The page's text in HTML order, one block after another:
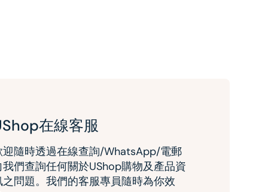
在線客服
迎隨時透過在線查詢/WhatsApp/電郵
我們查詢任何關於UShop購物及產品資
之問題。我們的客服專員隨時為你效